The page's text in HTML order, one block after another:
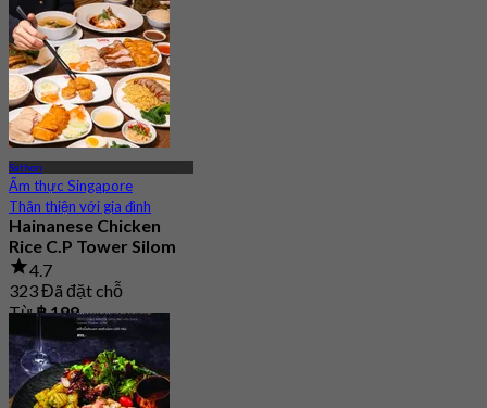
4.5
5.4K Đã đặt chỗ
Từ฿ 592
Sathon
Ẩm thực Singapore
Thân thiện với gia đình
Hainanese Chicken
Rice C.P Tower Silom
4.7
323 Đã đặt chỗ
Từ฿ 199